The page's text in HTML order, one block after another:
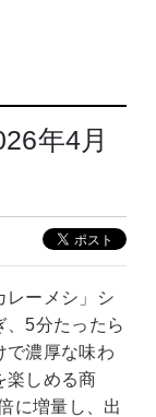
年4月
レーメシ」シ
、5分たったら
で濃厚な味わ
楽しめる商
に増量し、出